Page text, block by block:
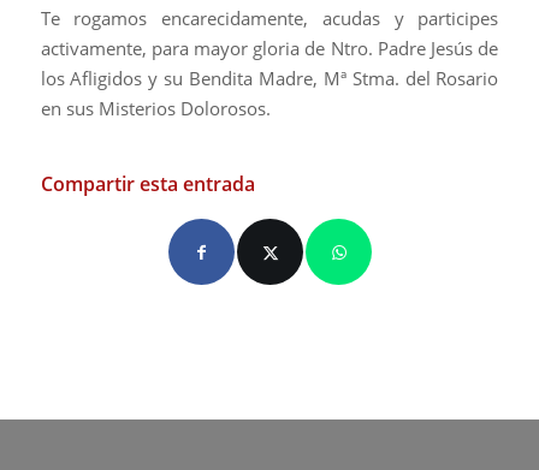
Te rogamos encarecidamente, acudas y participes
activamente, para mayor gloria de Ntro. Padre Jesús de
los Afligidos y su Bendita Madre, Mª Stma. del Rosario
en sus Misterios Dolorosos.
Compartir esta entrada